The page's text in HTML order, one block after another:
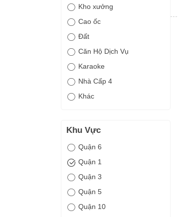
Kho xưởng
Cao ốc
Đất
Căn Hộ Dịch Vụ
Karaoke
Nhà Cấp 4
Khác
Khu Vực
Quận 6
Quận 1
Quận 3
Quận 5
Quận 10